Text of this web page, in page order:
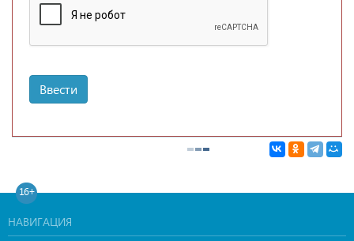
Ввести
16+
НАВИГАЦИЯ